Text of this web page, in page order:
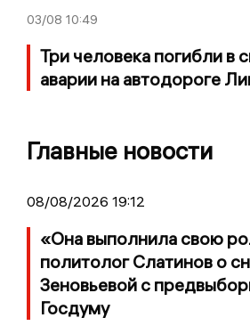
03/08 10:49
Три человека погибли в
аварии на автодороге
Главные новости
08/08/2026 19:12
«Она выполнила свою
политолог Слатинов о
Зеновьевой с
Госдуму